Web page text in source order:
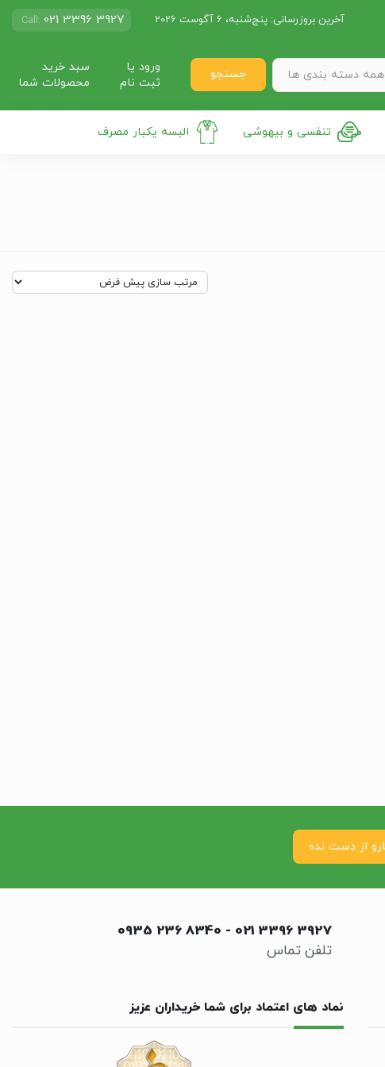
آخرین بروزرسانی: پنج‌شنبه، 6 آگوست 2026 Call: 021 3396 3927
همه دسته بندی ها جستجو
ورود یا
ثبت نام
سبد خرید
محصولات شما
تنفسی و بیهوشی البسه یکبار مصرف
021 3396 3927
-
0935 236 8340
تلفن تماس
نماد های اعتماد برای شما خریداران عزیز